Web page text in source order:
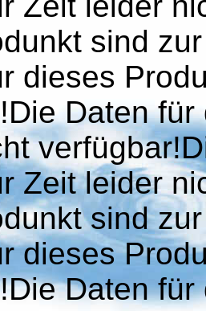
sind
dieses
Daten
Zeit leider
sind
dieses
Daten